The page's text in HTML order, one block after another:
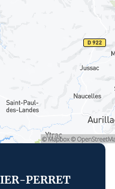
PERRET